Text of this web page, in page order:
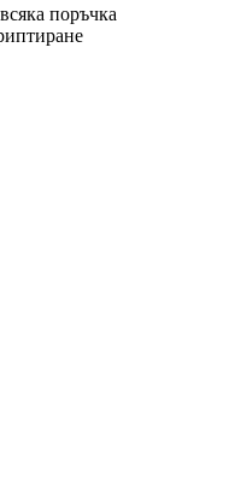
поръчка